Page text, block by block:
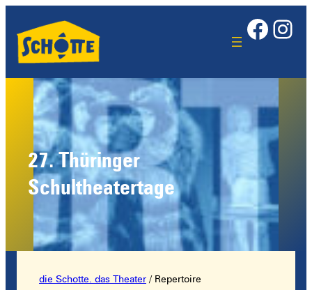
27. Thüringer
Schultheatertage
die Schotte. das Theater / Repertoire